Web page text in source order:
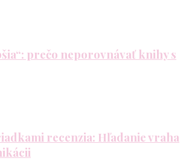
prečo neporovnávať knihy s
recenzia: Hľadanie vraha